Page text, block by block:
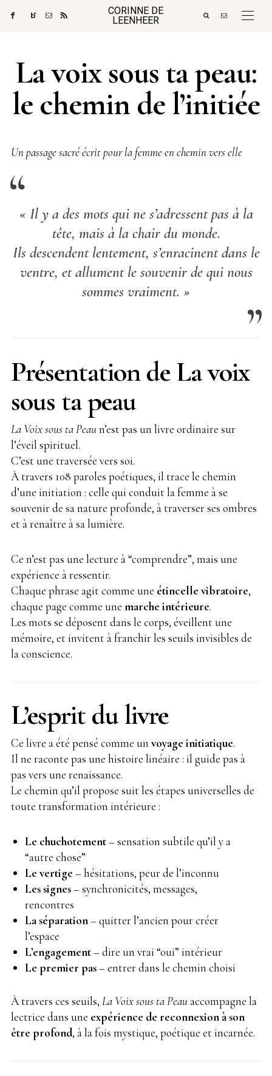
CORINNE DE
LEENHEER
La voix sous ta peau:
le chemin de l’initiée
Un passage sacré écrit pour la femme en chemin vers elle
« Il y a des mots qui ne s’adressent pas à la
tête, mais à la chair du monde.
Ils descendent lentement, s’enracinent dans le
ventre, et allument le souvenir de qui nous
sommes vraiment. »
Présentationde La voix
sous ta peau
La Voix sous ta Peaun’est pas un livre ordinaire sur
l’éveil spirituel.
C’est une traversée vers soi.
À travers 108 paroles poétiques, il trace le chemin
d’une initiation : celle qui conduit la femme à se
souvenir de sa nature profonde, à traverser ses ombres
et à renaître à sa lumière.
Ce n’est pas une lecture à “comprendre”, mais une
expérience à ressentir.
Chaque phrase agit comme une étincelle vibratoire,
chaque page comme une marche intérieure.
Les mots se déposent dans le corps, éveillent une
mémoire, et invitent à franchir les seuils invisibles de
la conscience.
L’esprit du livre
Ce livre a été pensé comme un voyage initiatique.
Il ne raconte pas une histoire linéaire : il guide pas à
pas vers une renaissance.
Le chemin qu’il propose suit les étapes universelles de
toute transformation intérieure :
Le chuchotement– sensation subtile qu’il y a
“autre chose”
Le vertige – hésitations, peur de l’inconnu
Les signes– synchronicités, messages,
rencontres
La séparation– quitter l’ancien pour créer
l’espace
L’engagement– dire un vrai “oui” intérieur
Le premier pas– entrer dans le chemin choisi
À travers ces seuils, La Voix sous ta Peauaccompagne la
lectrice dans une expérience de reconnexion à son
être profond, à la fois mystique, poétique et incarnée.